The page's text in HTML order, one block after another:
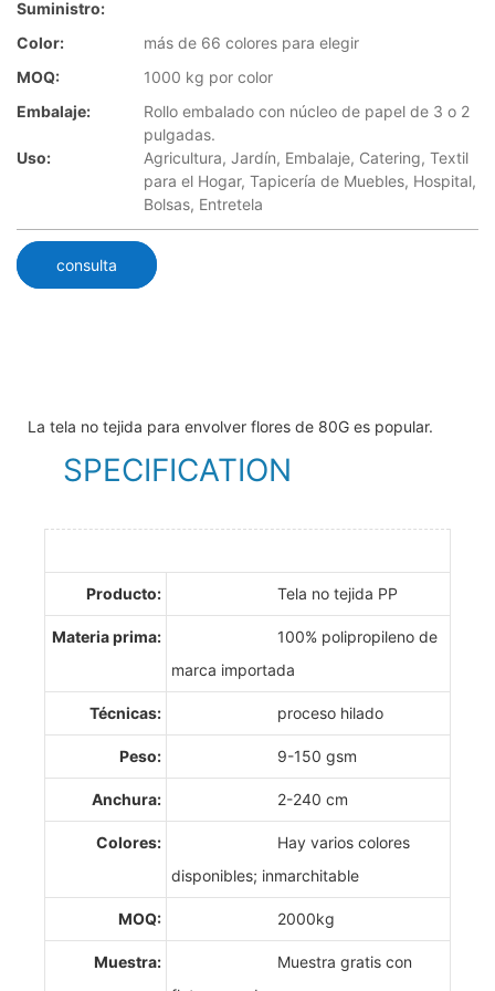
Suministro:
Color:
más de 66 colores para elegir
MOQ:
1000 kg por color
Embalaje:
Rollo embalado con núcleo de papel de 3 o 2
pulgadas.
Uso:
Agricultura, Jardín, Embalaje, Catering, Textil
para el Hogar, Tapicería de Muebles, Hospital,
Bolsas, Entretela
consulta
La tela no tejida para envolver flores de 80G es popular.
SPECIFICATION
Producto: Tela no tejida PP
Materia prima:
100% polipropileno de
marca importada
Técnicas: proceso hilado
Peso: 9-150 gsm
Anchura: 2-240 cm
Colores:
Hay varios colores
disponibles; inmarchitable
MOQ: 2000kg
Muestra:
Muestra gratis con